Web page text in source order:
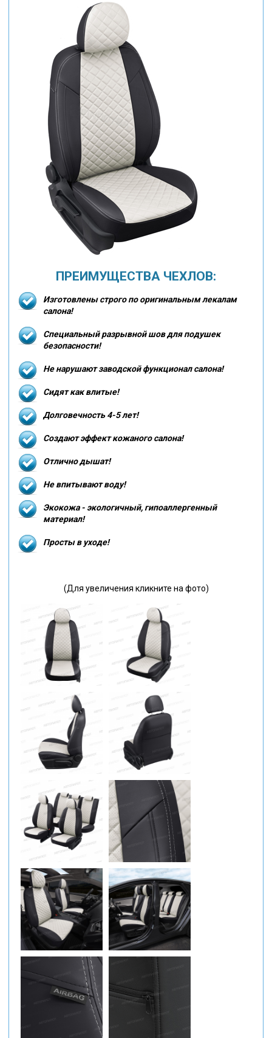
ПРЕИМУЩЕСТВА ЧЕХЛОВ:
Изготовлены строго по оригинальным лекалам
салона!
Специальный разрывной шов для подушек
безопасности!
Не нарушают заводской функционал салона!
Сидят как влитые!
Долговечность 4-5 лет!
Создают эффект кожаного салона!
Отлично дышат!
Не впитывают воду!
Экокожа - экологичный, гипоаллергенный
материал!
Просты в уходе!
(Для увеличения кликните на фото)